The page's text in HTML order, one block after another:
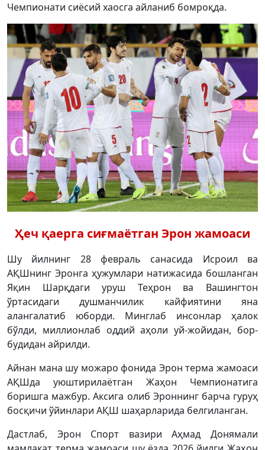
Чемпионати сиёсий хаосга айланиб бомроқда.
Ҳеч қаерга сиғмаётган Эрон жамоаси
Шу йилнинг 28 февраль санасида Исроил ва
АҚШнинг Эронга ҳужумлари натижасида бошланган
Яқин Шарқдаги уруш Теҳрон ва Вашингтон
ўртасидаги душманчилик кайфиятини яна
алангалатиб юборди. Минглаб инсонлар ҳалок
бўлди, миллионлаб оддий аҳоли уй-жойидан, бор-
будидан айрилди.
Айнан мана шу можаро фонида Эрон терма жамоаси
АҚШда уюштирилаётган Жаҳон Чемпионатига
боришга мажбур. Аксига олиб Эроннинг барча гуруҳ
босқичи ўйинлари АҚШ шаҳарларида белгиланган.
Дастлаб, Эрон Спорт вазири Аҳмад Донямали